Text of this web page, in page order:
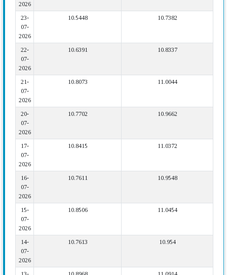
2026
23-
07-
2026
10.5448 10.7382
22-
07-
2026
10.6391 10.8337
21-
07-
2026
10.8073 11.0044
20-
07-
2026
10.7702 10.9662
17-
07-
2026
10.8415 11.0372
16-
07-
2026
10.7611 10.9548
15-
07-
2026
10.8506 11.0454
14-
07-
2026
10.7613 10.954